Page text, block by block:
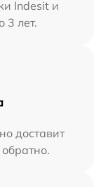
Indesit и
3 лет.
доставит